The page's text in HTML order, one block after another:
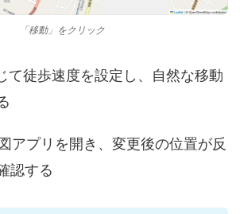
「移動」をクリック
て徒歩速度を設定し、自然な移動
アプリを開き、変更後の位置が反
認する